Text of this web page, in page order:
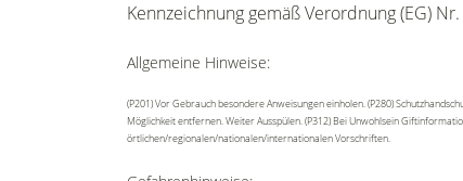
Kennzeichnung gemäß Verordnung (EG)
Allgemeine Hinweise:
(P201) Vor Gebrauch besondere Anweisungen einholen. (P280)
Möglichkeit entfernen. Weiter Ausspülen. (P312) Bei Unwohlsein
örtlichen/regionalen/nationalen/internationalen Vorschriften.